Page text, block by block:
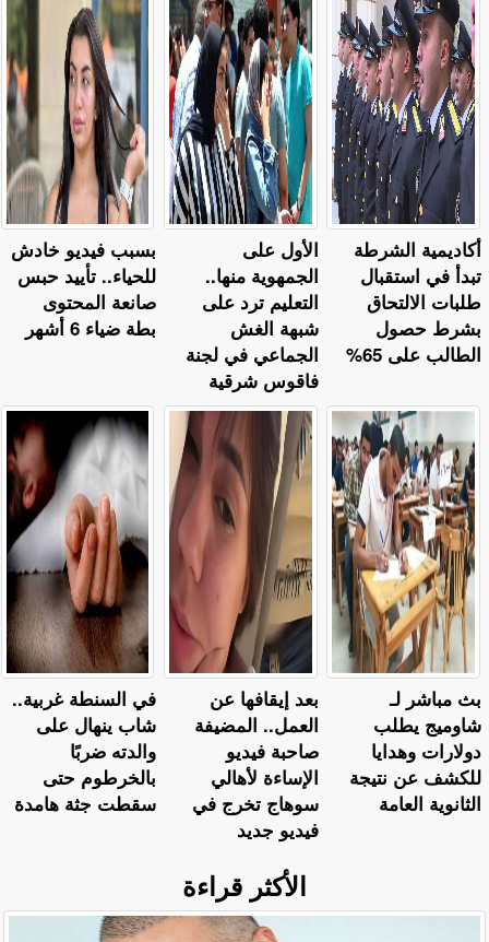
بسبب فيديو خادش
للحياء.. تأييد حبس
صانعة المحتوى
بطة ضياء 6 أشهر
الأول على
الجمهوية منها..
التعليم ترد على
شبهة الغش
الجماعي في لجنة
فاقوس شرقية
أكاديمية الشرطة
تبدأ في استقبال
طلبات الالتحاق
بشرط حصول
الطالب على 65%
في السنطة غربية..
شاب ينهال على
والدته ضربًا
بالخرطوم حتى
سقطت جثة هامدة
بعد إيقافها عن
العمل.. المضيفة
صاحبة فيديو
الإساءة لأهالي
سوهاج تخرج في
فيديو جديد
بث مباشر لـ
شاوميج يطلب
دولارات وهدايا
للكشف عن نتيجة
الثانوية العامة
الأكثر قراءة